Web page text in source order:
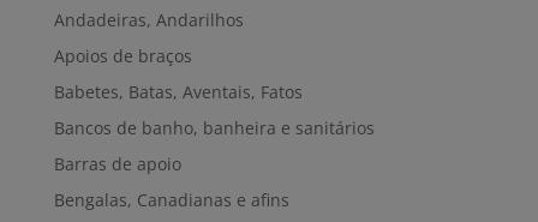
Andadeiras, Andarilhos
Apoios de braços
Babetes, Batas, Aventais, Fatos
Bancos de banho, banheira e sanitários
Barras de apoio
Bengalas, Canadianas e afins